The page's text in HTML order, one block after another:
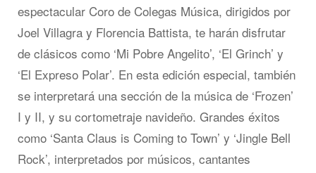
espectacular Coro de Colegas Música, dirigidos por
Joel Villagra y Florencia Battista, te harán disfrutar
de clásicos como ‘Mi Pobre Angelito’, ‘El Grinch’ y
‘El Expreso Polar’. En esta edición especial, también
se interpretará una sección de la música de ‘Frozen’
I y II, y su cortometraje navideño. Grandes éxitos
como ‘Santa Claus is Coming to Town’ y ‘Jingle Bell
Rock’, interpretados por músicos, cantantes